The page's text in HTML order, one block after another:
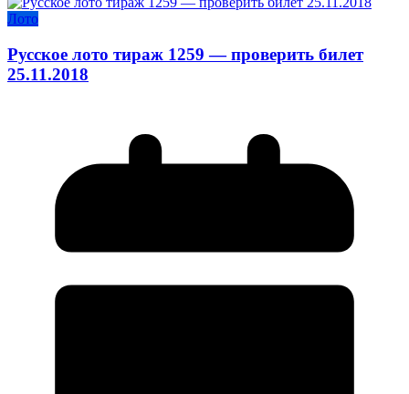
Лото
Русское лото тираж 1259 — проверить билет
25.11.2018